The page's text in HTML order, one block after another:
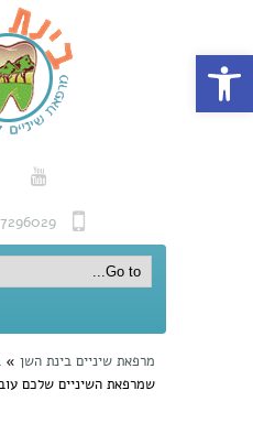
פתח סרגל נגישות
מרפאת שיניים בינת השן »
שמרפאת השיניים שלכם